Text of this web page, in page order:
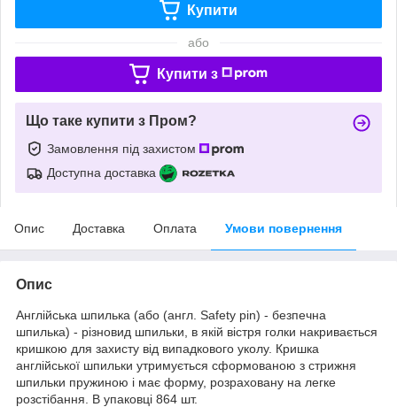
Купити
або
Купити з
Що таке купити з Пром?
Замовлення під захистом
Доступна доставка
Опис Доставка Оплата Умови повернення
Опис
Англійська шпилька (або (англ. Safety pin) - безпечна
шпилька) - різновид шпильки, в якій вістря голки накривається
кришкою для захисту від випадкового уколу. Кришка
англійської шпильки утримується сформованою з стрижня
шпильки пружиною і має форму, розраховану на легке
розстібання. В упаковці 864 шт.